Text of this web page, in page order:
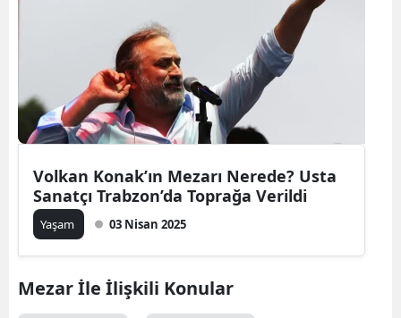
Volkan Konak’ın Mezarı Nerede? Usta
Sanatçı Trabzon’da Toprağa Verildi
Yaşam 03 Nisan 2025
Mezar İle İlişkili Konular